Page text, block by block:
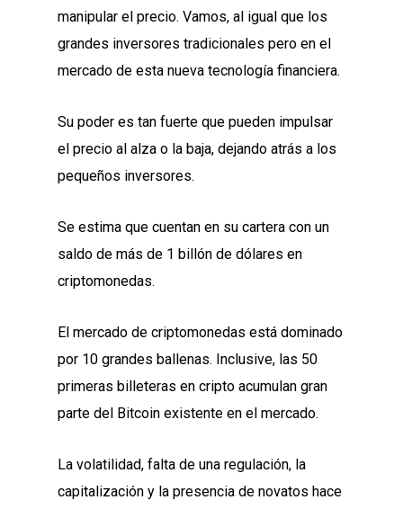
manipular el precio. Vamos, al igual que los
grandes inversores tradicionales pero en el
mercado de esta nueva tecnología financiera.
Su poder es tan fuerte que pueden impulsar
el precio al alza o la baja, dejando atrás a los
pequeños inversores.
Se estima que cuentan en su cartera con un
saldo de más de 1 billón de dólares en
criptomonedas.
El mercado de criptomonedas está dominado
por 10 grandes ballenas. Inclusive, las 50
primeras billeteras en cripto acumulan gran
parte del Bitcoin existente en el mercado.
La volatilidad, falta de una regulación, la
capitalización y la presencia de novatos hace